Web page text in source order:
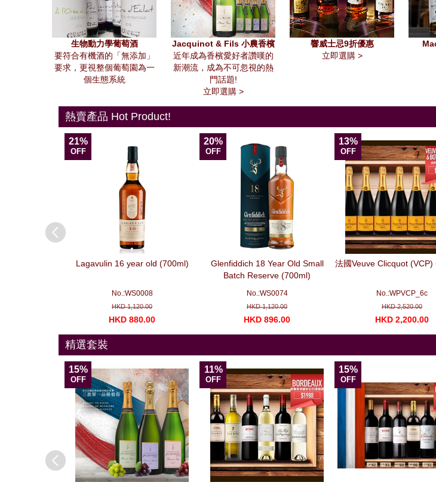
生物動力學葡萄酒
要符合有機酒的「無添加」
要求，更視整個葡萄園為一
個生態系統
Jacquinot & Fils 小農香檳
近年成為香檳愛好者讚嘆的
新潮流，成為不可忽視的熱
門話題!
立即選購 >
響威士忌9折優惠
立即選購 >
熱賣產品 Hot Product!
21%
OFF
Lagavulin 16 year old (700ml)
No.:WS0008
HKD 1,120.00
HKD 880.00
20%
OFF
Glenfiddich 18 Year Old Small
Batch Reserve (700ml)
No.:WS0074
HKD 1,120.00
HKD 896.00
13%
OFF
法國Veuve Clicquot (VCP)
No.:WPVCP_6c
HKD 2,520.00
HKD 2,200.00
精選套裝
15%
OFF
11%
OFF
15%
OFF